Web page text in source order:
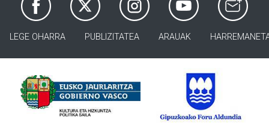
LEGE OHARRA PUBLIZITATEA ARAUAK